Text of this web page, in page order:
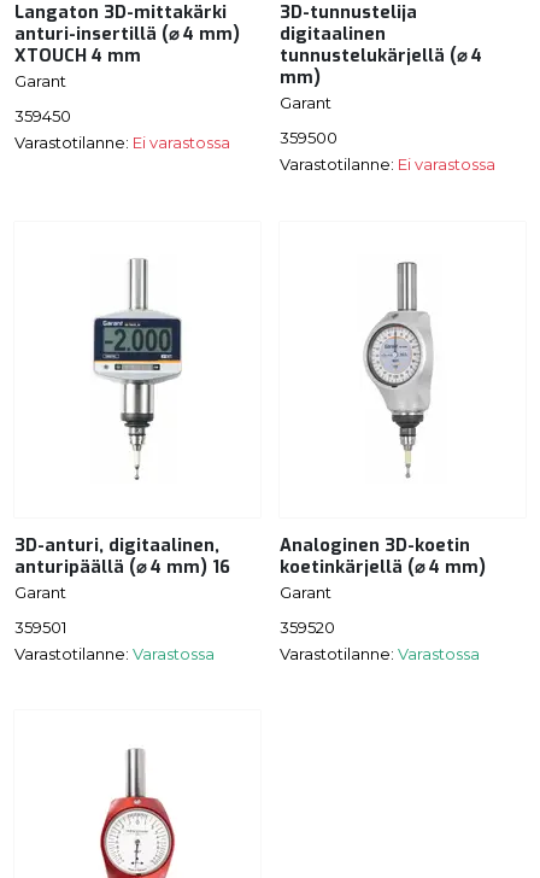
Langaton 3D-mittakärki
anturi-insertillä (⌀ 4 mm)
XTOUCH 4 mm
Garant
359450
Varastotilanne: Ei varastossa
3D-tunnustelija
digitaalinen
tunnustelukärjellä (⌀ 4
mm)
Garant
359500
Varastotilanne: Ei varastossa
3D-anturi, digitaalinen,
anturipäällä (⌀ 4 mm) 16
Garant
359501
Varastotilanne: Varastossa
Analoginen 3D-koetin
koetinkärjellä (⌀ 4 mm)
Garant
359520
Varastotilanne: Varastossa